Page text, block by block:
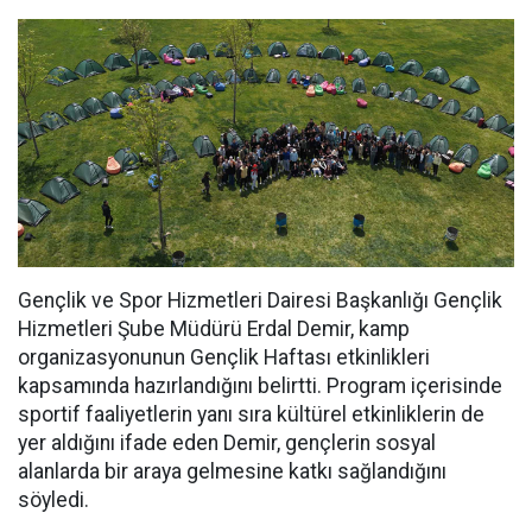
Gençlik ve Spor Hizmetleri Dairesi Başkanlığı Gençlik
Hizmetleri Şube Müdürü Erdal Demir, kamp
organizasyonunun Gençlik Haftası etkinlikleri
kapsamında hazırlandığını belirtti. Program içerisinde
sportif faaliyetlerin yanı sıra kültürel etkinliklerin de
yer aldığını ifade eden Demir, gençlerin sosyal
alanlarda bir araya gelmesine katkı sağlandığını
söyledi.